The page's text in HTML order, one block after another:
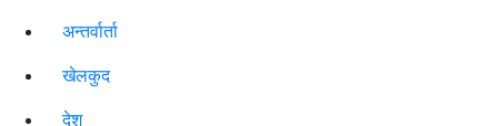
अन्तर्वार्ता
खेलकुद
देश